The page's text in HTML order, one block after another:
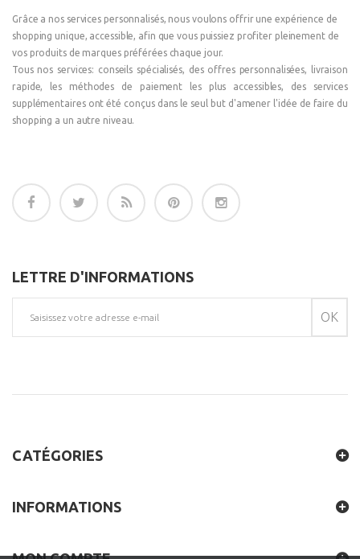
Grâce a nos services personnalisés, nous voulons offrir une expérience de
shopping unique, accessible, afin que vous puissiez profiter pleinement de
vos produits de marques préférées chaque jour.
Tous nos services: conseils spécialisés, des offres personnalisées, livraison
rapide, les méthodes de paiement les plus accessibles, des services
supplémentaires ont été conçus dans le seul but d'amener l'idée de faire du
shopping a un autre niveau.
LETTRE D'INFORMATIONS
OK
CATÉGORIES
INFORMATIONS